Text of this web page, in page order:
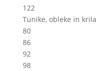
122
Tunike, obleke in krila
80
86
92
98